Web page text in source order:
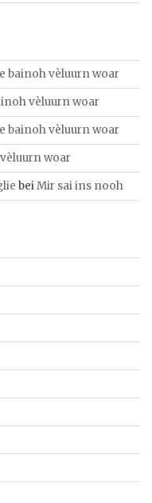
bainoh vèluurn woar
vèluurn woar
bainoh vèluurn woar
woar
beiMir sai ins nooh